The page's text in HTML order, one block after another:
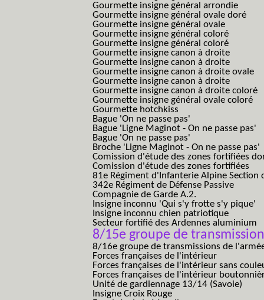
Gourmette insigne général arrondie
Gourmette insigne général ovale doré
Gourmette insigne général ovale
Gourmette insigne général coloré
Gourmette insigne général coloré
Gourmette insigne canon à droite
Gourmette insigne canon à droite
Gourmette insigne canon à droite ovale
Gourmette insigne canon à droite
Gourmette insigne canon à droite coloré
Gourmette insigne général ovale coloré
Gourmette hotchkiss
Bague 'On ne passe pas'
Bague 'Ligne Maginot - On ne passe pas'
Bague 'On ne passe pas'
Broche 'Ligne Maginot - On ne passe pas'
Comission d'étude des zones fortifiées
Comission d'étude des zones fortifiées
81e Régiment d'Infanterie Alpine Section
342e Régiment de Défense Passive
Compagnie de Garde A.2.
Insigne inconnu 'Qui s'y frotte s'y pique'
Insigne inconnu chien patriotique
Secteur fortifié des Ardennes aluminium
8/15e groupe de
8/16e groupe de transmissions de
Forces françaises de l'intérieur
Forces françaises de l'intérieur sans
Forces françaises de l'intérieur
Unité de gardiennage 13/14 (Savoie)
Insigne Croix Rouge